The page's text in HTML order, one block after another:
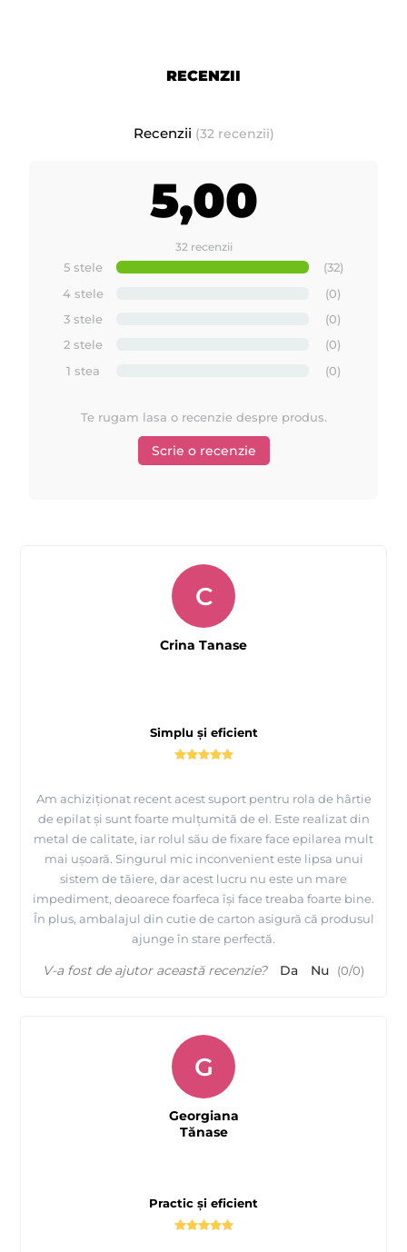
RECENZII
Recenzii (32 recenzii)
5,00
32 recenzii
5 stele
(32)
4 stele
(0)
3 stele
(0)
2 stele
(0)
1 stea
(0)
Te rugam lasa o recenzie despre produs.
Scrie o recenzie
Simplu și eficient
Am achiziționat recent acest suport pentru rola de hârtie
de epilat și sunt foarte mulțumită de el. Este realizat din
metal de calitate, iar rolul său de fixare face epilarea mult
mai ușoară. Singurul mic inconvenient este lipsa unui
sistem de tăiere, dar acest lucru nu este un mare
impediment, deoarece foarfeca își face treaba foarte bine.
În plus, ambalajul din cutie de carton asigură că produsul
ajunge în stare perfectă.
C
Crina Tanase
V-a fost de ajutor această recenzie? Da Nu (0/0)
Practic și eficient
G
Georgiana
Tănase